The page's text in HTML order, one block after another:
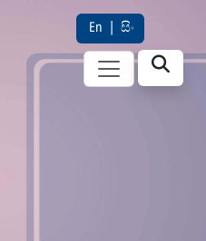
En සිං